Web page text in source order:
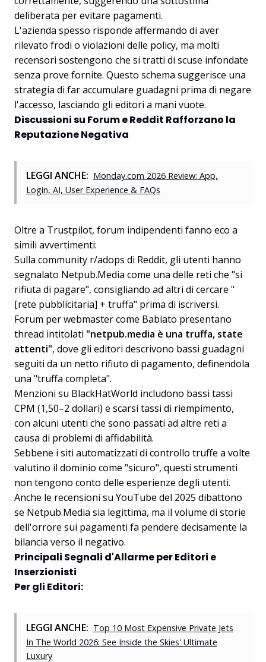
deliberata per evitare pagamenti.
L'azienda spesso risponde affermando di aver
rilevato frodi o violazioni delle policy, ma molti
recensori sostengono che si tratti di scuse infondate
senza prove fornite. Questo schema suggerisce una
strategia di far accumulare guadagni prima di negare
l'accesso, lasciando gli editori a mani vuote.
Discussioni su Forum e Reddit Rafforzano la
Reputazione Negativa
LEGGI ANCHE: Monday.com 2026 Review: App,
Login, AI, User Experience & FAQs
Oltre a Trustpilot, forum indipendenti fanno eco a
simili avvertimenti:
Sulla community r/adops di Reddit, gli utenti hanno
segnalato Netpub.Media come una delle reti che "si
rifiuta di pagare", consigliando ad altri di cercare "
[rete pubblicitaria] + truffa" prima di iscriversi.
Forum per webmaster come Babiato presentano
thread intitolati "netpub.media è una truffa, state
attenti", dove gli editori descrivono bassi guadagni
seguiti da un netto rifiuto di pagamento, definendola
una "truffa completa".
Menzioni su BlackHatWorld includono bassi tassi
CPM (1,50–2 dollari) e scarsi tassi di riempimento,
con alcuni utenti che sono passati ad altre reti a
causa di problemi di affidabilità.
Sebbene i siti automatizzati di controllo truffe a volte
valutino il dominio come "sicuro", questi strumenti
non tengono conto delle esperienze degli utenti.
Anche le recensioni su YouTube del 2025 dibattono
se Netpub.Media sia legittima, ma il volume di storie
dell'orrore sui pagamenti fa pendere decisamente la
bilancia verso il negativo.
Principali Segnali d'Allarme per Editori e
Inserzionisti
Per gli Editori:
LEGGI ANCHE: Top 10 Most Expensive Private Jets
In The World 2026: See Inside the Skies' Ultimate
Luxury